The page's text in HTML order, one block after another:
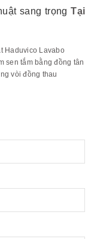
sang trọngTại
Haduvico Lavabo
sen tắm bằng đồng tân
vòi đồng thau